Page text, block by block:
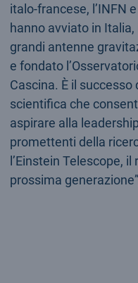
italo-francese, l’INFN
hanno avviato in
grandi antenne
e fondato
Cascina. È il
scientifica che
aspirare alla
promettenti della
l’Einstein Telescope,
prossima